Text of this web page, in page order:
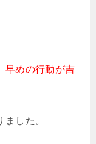
早めの行動が吉
した。